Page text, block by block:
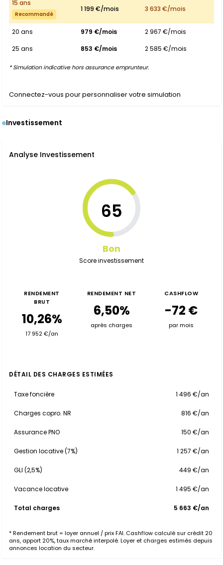
15 ans
Recommandé
1 199 €/mois 3 633 €/mois
20 ans 979 €/mois
2 967 €/mois
25 ans
853 €/mois 2 585 €/mois
* Simulation indicative hors assurance emprunteur.
Connectez-vous pour personnaliser votre simulation
Investissement
Analyse Investissement
65
Bon
Score investissement
RENDEMENT
BRUT
10,26%
17 952 €/an
RENDEMENT NET
6,50%
après charges
CASHFLOW
-72 €
par mois
DÉTAIL DES CHARGES ESTIMÉES
Taxe foncière 1 496 €/an
Charges copro. NR 816 €/an
Assurance PNO 150 €/an
Gestion locative (7%) 1 257 €/an
GLI (2,5%) 449 €/an
Vacance locative 1 495 €/an
Total charges 5 663 €/an
* Rendement brut = loyer annuel / prix FAI. Cashflow calculé sur crédit 20
ans, apport 20%, taux marché interpolé. Loyer et charges estimés depuis
annonces location du secteur.